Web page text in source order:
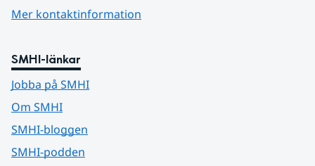
Mer kontaktinformation
SMHI-länkar
Jobba på SMHI
Om SMHI
SMHI-bloggen
SMHI-podden